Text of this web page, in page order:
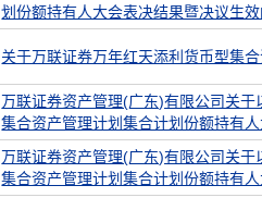
划份额持有人大会表决结果暨决议生
关于万联证券万年红天添利货币型集
万联证券资产管理(广东)有限公司关
集合资产管理计划集合计划份额持有
万联证券资产管理(广东)有限公司关
集合资产管理计划集合计划份额持有